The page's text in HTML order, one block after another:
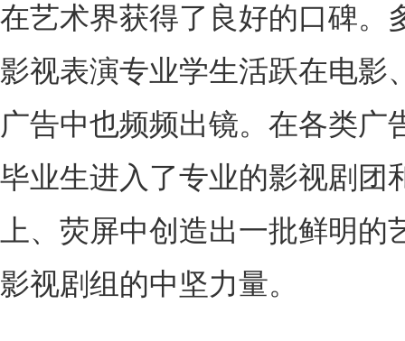
在艺术界获得了良好的口碑。
影视表演专业学生活跃在电影
广告中也频频出镜。在各类广
毕业生进入了专业的影视剧团
上、荧屏中创造出一批鲜明
影视剧组的中坚力量。